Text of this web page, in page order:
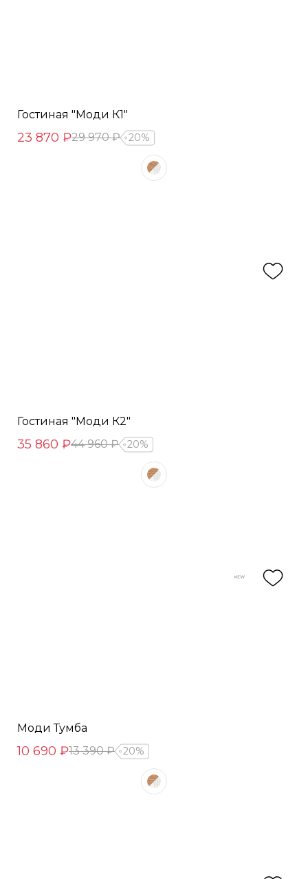
Гостиная "Моди К1"
23 870 ₽29 970 ₽ 20%
Гостиная "Моди К2"
35 860 ₽44 960 ₽ 20%
Моди Тумба
10 690 ₽13 390 ₽ 20%